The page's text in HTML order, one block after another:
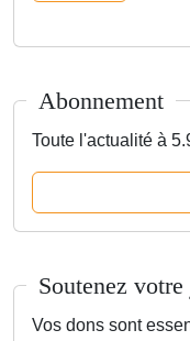
Abonnement
Toute l'actualité à
Soutenez
Vos dons sont